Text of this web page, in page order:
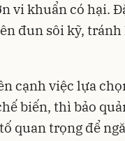
vi khuẩn có hại.
đun sôi kỹ,
cạnh việc lựa
biến, thì bảo
quan trọng để